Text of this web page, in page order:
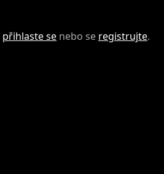
přihlaste se nebo se registrujte.